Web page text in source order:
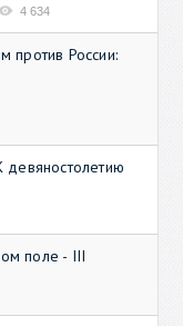
4 634
против России:
поле - III